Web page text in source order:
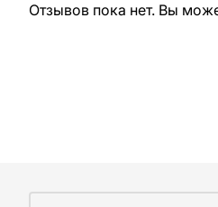
Отзывов пока нет. Вы